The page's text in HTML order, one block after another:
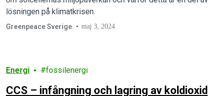
lösningen på klimatkrisen.
Greenpeace Sverige maj 3, 2024
Energi fossilenergi
CCS – infångning och lagring av koldioxid